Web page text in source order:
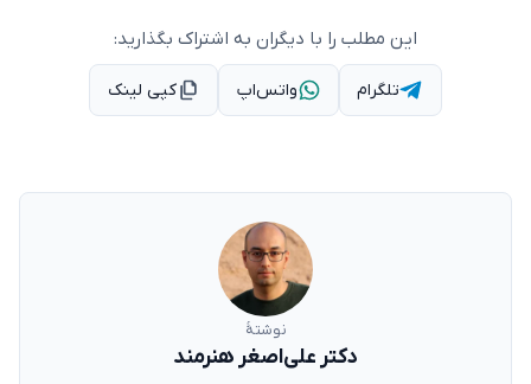
این مطلب را با دیگران به اشتراک بگذارید:
تلگرام واتس‌اپ کپی لینک
نوشتهٔ
دکتر علی‌اصغر هنرمند